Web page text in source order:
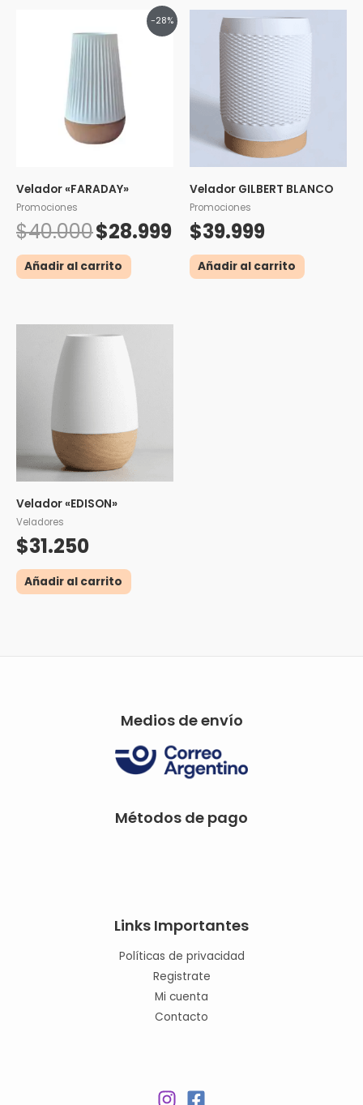
-28%
Velador «FARADAY»
Promociones
$40.000
original
$40.000.
$28.999
El
precio
Añadir al carrito
Velador GILBERT BLANCO
Promociones
$39.999
Añadir al carrito
Velador «EDISON»
Veladores
$31.250
Añadir al carrito
Medios de envío
Métodos de pago
Links Importantes
Políticas de privacidad
Registrate
Mi cuenta
Contacto